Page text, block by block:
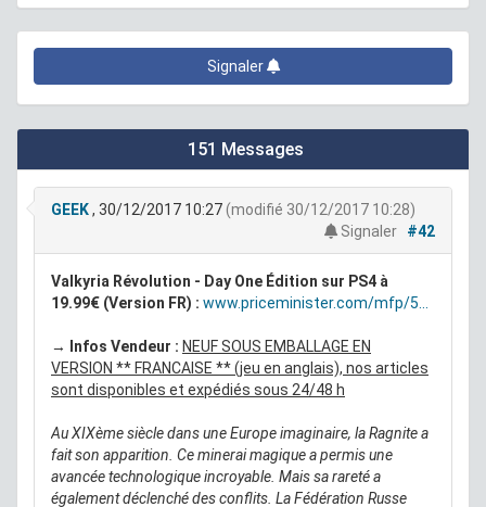
Signaler
151 Messages
GEEK, 30/12/2017 10:27(modifié 30/12/2017 10:28)
Signaler
#42
Valkyria Révolution - Day One Édition sur PS4 à
19.99€ (Version FR) : www.priceminister.com/mfp/5...
→ Infos Vendeur : NEUF SOUS EMBALLAGE EN
VERSION ** FRANCAISE ** (jeu en anglais), nos articles
sont disponibles et expédiés sous 24/48 h
Au XIXème siècle dans une Europe imaginaire, la Ragnite a
fait son apparition. Ce minerai magique a permis une
avancée technologique incroyable. Mais sa rareté a
également déclenché des conflits. La Fédération Russe